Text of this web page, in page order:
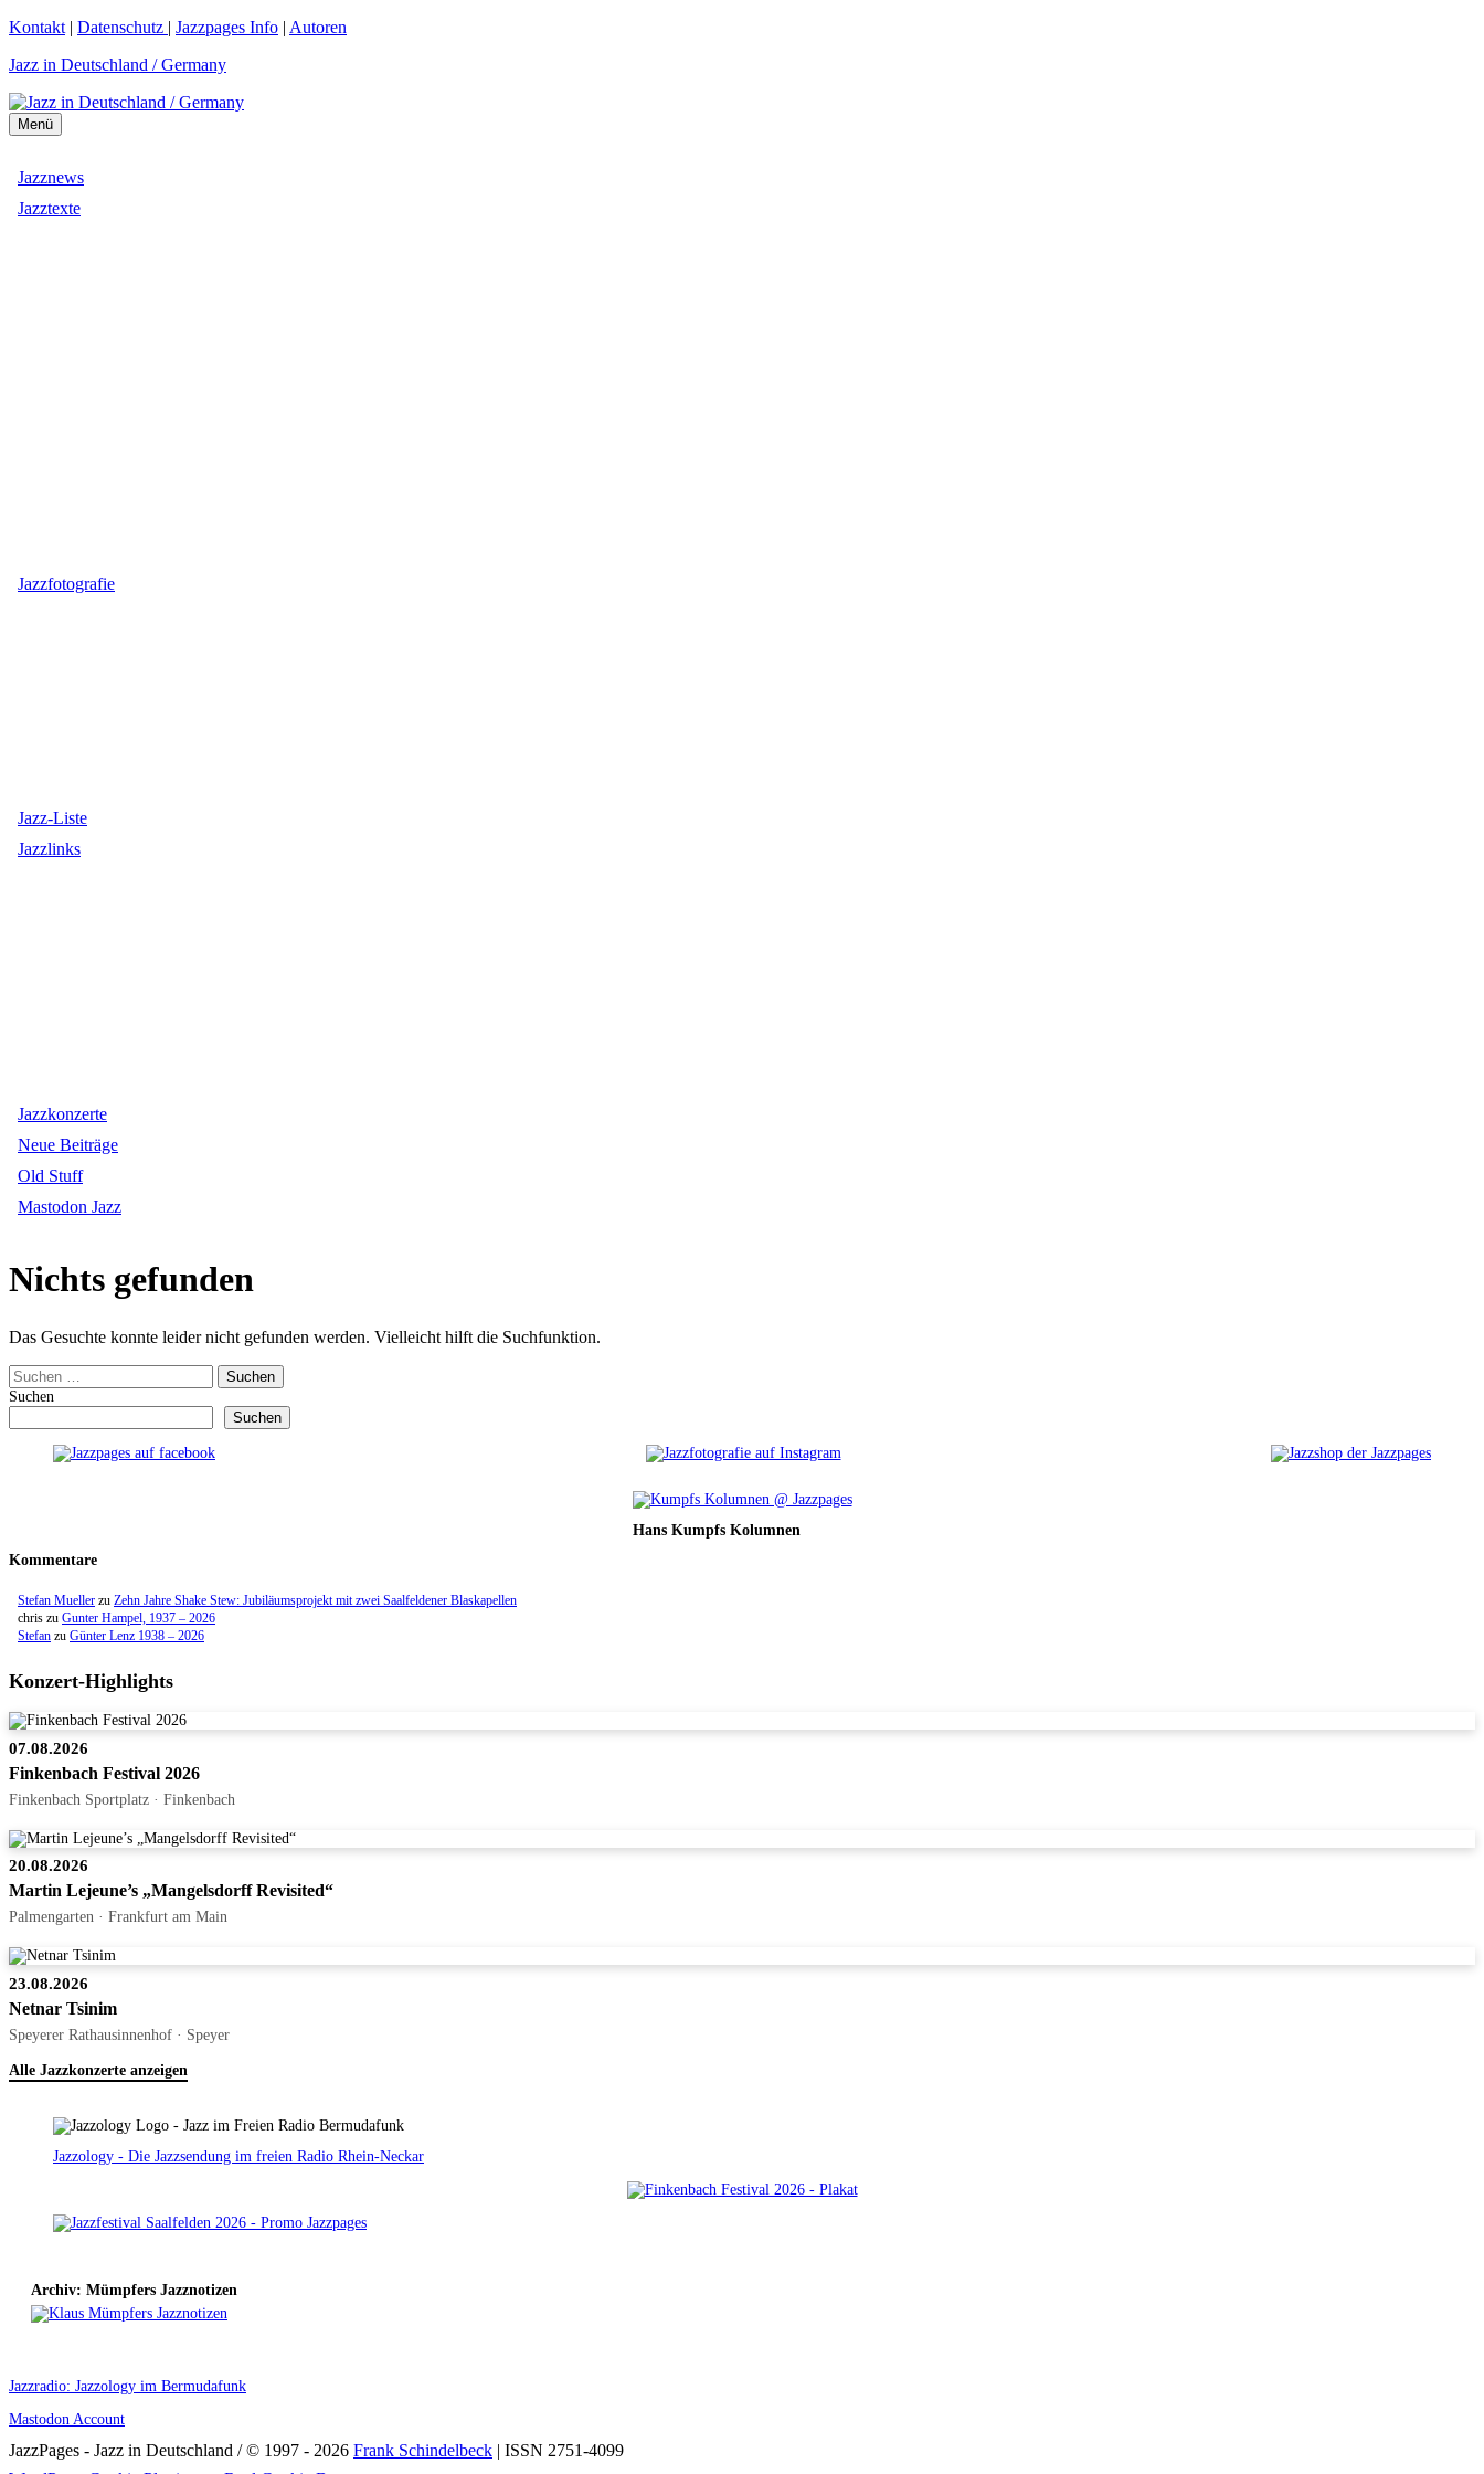
Zum
springen
Kontakt | Datenschutz | Jazzpages Info | Autoren
Jazz in Deutschland / Germany
Menü
Jazznews
Jazztexte
Jazzfotografie
Jazz-Liste
Jazzlinks
Jazzkonzerte
Neue Beiträge
Old Stuff
Mastodon Jazz
Nichts gefunden
Das Gesuchte konnte leider nicht gefunden werden. Vielleicht hilft die Suchfunktion.
Suchen
nach:
Suchen
Suchen
Hans Kumpfs Kolumnen
Kommentare
Stefan Mueller zu Zehn Jahre Shake Stew: Jubiläumsprojekt mit zwei Saalfeldener Blaskapellen
chris zu Gunter Hampel, 1937 – 2026
Stefan zu Günter Lenz 1938 – 2026
Konzert-Highlights
07.08.2026
Finkenbach Festival 2026
Finkenbach Sportplatz · Finkenbach
20.08.2026
Martin Lejeune’s „Mangelsdorff Revisited“
Palmengarten · Frankfurt am Main
23.08.2026
Netnar Tsinim
Speyerer Rathausinnenhof · Speyer
Alle Jazzkonzerte anzeigen
Jazzology - Die Jazzsendung im freien Radio Rhein-Neckar
Archiv: Mümpfers Jazznotizen
Jazzradio: Jazzology im Bermudafunk
Mastodon Account
JazzPages - Jazz in Deutschland / © 1997 - 2026 Frank Schindelbeck | ISSN 2751-4099